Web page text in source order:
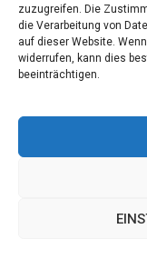
zuzugreifen. Die
die Verarbeitung von
auf dieser Website.
widerrufen, kann dies
beeinträchtigen.